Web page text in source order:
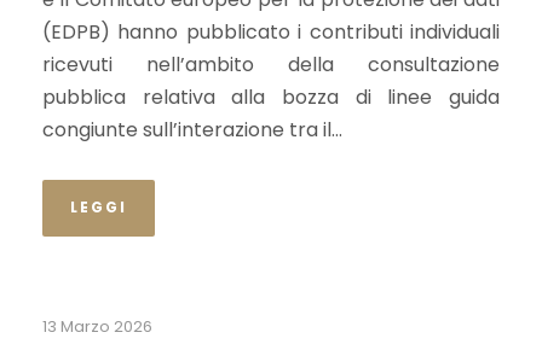
(EDPB) hanno pubblicato i contributi individuali
ricevuti nell’ambito della consultazione
pubblica relativa alla bozza di linee guida
congiunte sull’interazione tra il...
LEGGI
13 Marzo 2026